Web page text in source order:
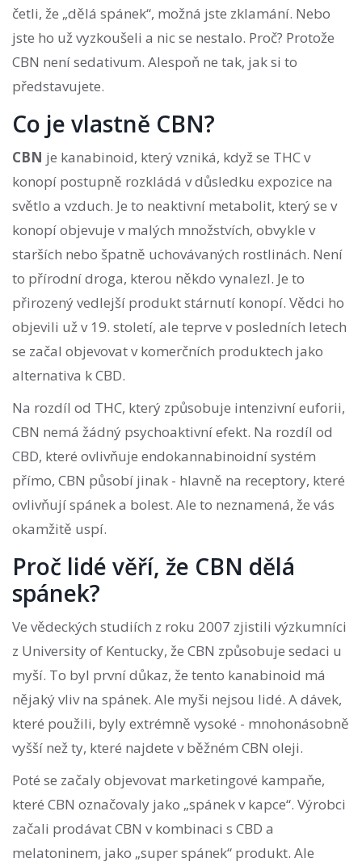
četli, že „dělá spánek“, možná jste zklamání. Nebo
jste ho už vyzkoušeli a nic se nestalo. Proč? Protože
CBN není sedativum. Alespoň ne tak, jak si to
představujete.
Co je vlastně CBN?
CBN je kanabinoid, který vzniká, když se THC v
konopí postupně rozkládá v důsledku expozice na
světlo a vzduch. Je to neaktivní metabolit, který se v
konopí objevuje v malých množstvích, obvykle v
starších nebo špatně uchovávaných rostlinách. Není
to přírodní droga, kterou někdo vynalezl. Je to
přirozený vedlejší produkt stárnutí konopí. Vědci ho
objevili už v 19. století, ale teprve v posledních letech
se začal objevovat v komerčních produktech jako
alternativa k CBD.
Na rozdíl od THC, který způsobuje intenzivní euforii,
CBN nemá žádný psychoaktivní efekt. Na rozdíl od
CBD, které ovlivňuje endokannabinoidní systém
přímo, CBN působí jinak - hlavně na receptory, které
ovlivňují spánek a bolest. Ale to neznamená, že vás
okamžitě uspí.
Proč lidé věří, že CBN dělá
spánek?
Ve vědeckých studiích z roku 2007 zjistili výzkumníci
z University of Kentucky, že CBN způsobuje sedaci u
myší. To byl první důkaz, že tento kanabinoid má
nějaký vliv na spánek. Ale myši nejsou lidé. A dávek,
které použili, byly extrémně vysoké - mnohonásobně
vyšší než ty, které najdete v běžném CBN oleji.
Poté se začaly objevovat marketingové kampaňe,
které CBN označovaly jako „spánek v kapce“. Výrobci
začali prodávat CBN v kombinaci s CBD a
melatoninem, jako „super spánek“ produkt. Ale